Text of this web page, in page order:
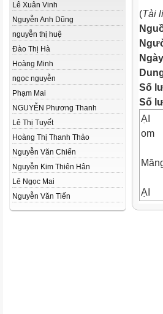
Lê Xuân Vinh
Nguyễn Anh Dũng
nguyễn thị huệ
Đào Thị Hà
Hoàng Minh
ngọc nguyễn
Phạm Mai
NGUYỄN Phương Thanh
Lê Thị Tuyết
Hoàng Thị Thanh Thảo
Nguyễn Văn Chiến
Nguyễn Kim Thiên Hân
Lê Ngọc Mai
Nguyễn Văn Tiến
(Tài
Số
Số
ẠI
om
ẠI